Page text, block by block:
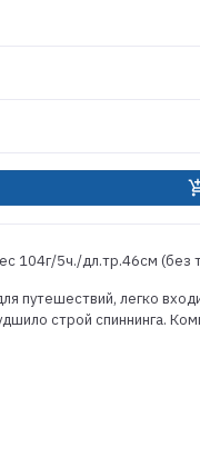
104г/5ч./дл.тр.46см (без
путешествий, легко
строй спиннинга.